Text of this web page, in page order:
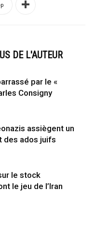
DE L'AUTEUR
par le «
Consigny
assiègent un
des ados juifs
le stock
le jeu de l’Iran